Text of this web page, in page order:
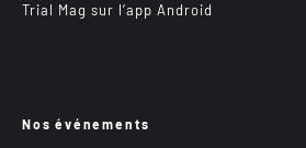
Trial Mag sur l’app Android
Nos événements